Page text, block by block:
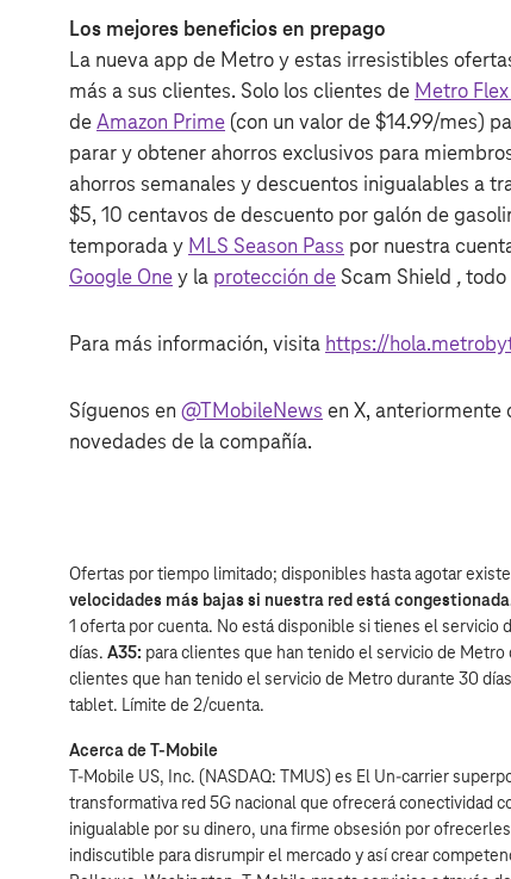
Los mejores beneficios en prepago
La nueva app de Metro y estas irresistibles
más a sus clientes. Solo los clientes de Metro
de Amazon Prime (con un valor de $14.99/mes)
parar y obtener ahorros exclusivos para
ahorros semanales y descuentos inigualables a
$5, 10 centavos de descuento por galón de
temporada y MLS Season Pass por nuestra
Google One y la protección de Scam Shield , todo
Para más información, visita https://
Síguenos en @TMobileNews en X, anteriormente
novedades de la compañía.
Ofertas por tiempo limitado; disponibles hasta agotar
velocidades más bajas si nuestra red está
1 oferta por cuenta. No está disponible si tienes el servicio
días. A35: para clientes que han tenido el servicio de
clientes que han tenido el servicio de Metro durante 30
tablet. Límite de 2/cuenta.
Acerca de T‑Mobile
T‑Mobile US, Inc. (NASDAQ: TMUS) es El Un-carrier
transformativa red 5G nacional que ofrecerá conectividad
inigualable por su dinero, una firme obsesión por
indiscutible para disrumpir el mercado y así crear